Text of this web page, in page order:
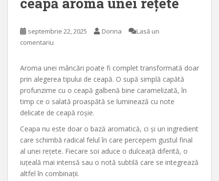
septembrie 22, 2025 Dorina
Lasă un
comentariu
Aroma unei mâncări poate fi complet transformată doar
prin alegerea tipului de ceapă. O supă simplă capătă
profunzime cu o ceapă galbenă bine caramelizată, în
timp ce o salată proaspătă se luminează cu note
delicate de ceapă roșie.
Ceapa nu este doar o bază aromatică, ci și un ingredient
care schimbă radical felul în care percepem gustul final
al unei rețete. Fiecare soi aduce o dulceață diferită, o
iuțeală mai intensă sau o notă subtilă care se integrează
altfel în combinații.